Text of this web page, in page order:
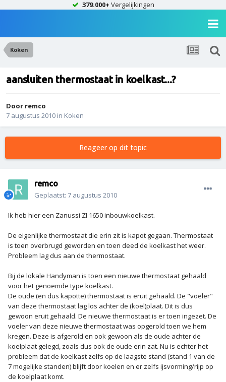
379.000+ Vergelijkingen
Koken
aansluiten thermostaat in koelkast...?
Door remco
7 augustus 2010 in Koken
Reageer op dit topic
remco
Geplaatst: 7 augustus 2010
Ik heb hier een Zanussi ZI 1650 inbouwkoelkast.
De eigenlijke thermostaat die erin zit is kapot gegaan. Thermostaat
is toen overbrugd geworden en toen deed de koelkast het weer.
Probleem lag dus aan de thermostaat.
Bij de lokale Handyman is toen een nieuwe thermostaat gehaald
voor het genoemde type koelkast.
De oude (en dus kapotte) thermostaat is eruit gehaald. De "voeler"
van deze thermostaat lag los achter de (koel)plaat. Dit is dus
gewoon eruit gehaald. De nieuwe thermostaat is er toen ingezet. De
voeler van deze nieuwe thermostaat was opgerold toen we hem
kregen. Deze is afgerold en ook gewoon als de oude achter de
koelplaat gelegd, zoals dus ook de oude erin zat. Nu is echter het
probleem dat de koelkast zelfs op de laagste stand (stand 1 van de
7 mogelijke standen) blijft door koelen en er zelfs ijsvorming/rijp op
de koelplaat komt.